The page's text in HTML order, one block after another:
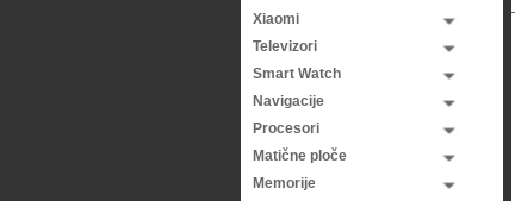
Xiaomi
Televizori
Smart Watch
Navigacije
Procesori
Matične ploče
Memorije